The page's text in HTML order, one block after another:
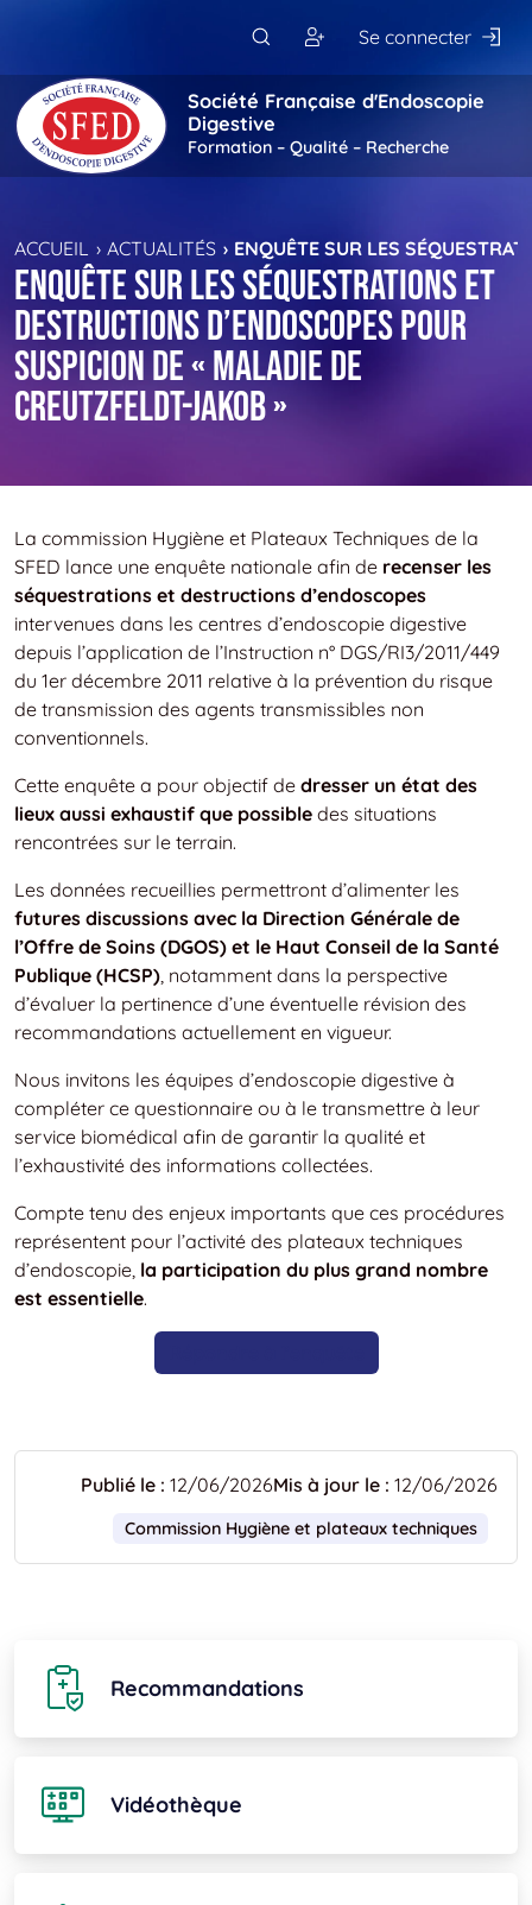
Se connecter
Société Française d'Endoscopie
Digestive
Formation – Qualité – Recherche
ACCUEIL ACTUALITÉS ENQUÊTE SUR LES
Enquête sur les séquestrations et
destructions d’endoscopes pour
suspicion de « Maladie de
Creutzfeldt-Jakob »
La commission Hygiène et Plateaux Techniques de la
SFED lance une enquête nationale afin de recenser les
séquestrations et destructions d’endoscopes
intervenues dans les centres d’endoscopie digestive
depuis l’application de l’Instruction n° DGS/RI3/2011/449
du 1er décembre 2011 relative à la prévention du risque
de transmission des agents transmissibles non
conventionnels.
Cette enquête a pour objectif de dresser un état des
lieux aussi exhaustif que possible des situations
rencontrées sur le terrain.
Les données recueillies permettront d’alimenter les
futures discussions avec la Direction Générale de
l’Offre de Soins (DGOS) et le Haut Conseil de la Santé
Publique (HCSP) , notamment dans la perspective
d’évaluer la pertinence d’une éventuelle révision des
recommandations actuellement en vigueur.
Nous invitons les équipes d’endoscopie digestive à
compléter ce questionnaire ou à le transmettre à leur
service biomédical afin de garantir la qualité et
l’exhaustivité des informations collectées.
Compte tenu des enjeux importants que ces procédures
représentent pour l’activité des plateaux techniques
d’endoscopie, la participation du plus grand nombre
est essentielle.
Publié le : 12/06/2026Mis à jour le : 12/06/2026
Commission Hygiène et plateaux techniques
Recommandations
Vidéothèque